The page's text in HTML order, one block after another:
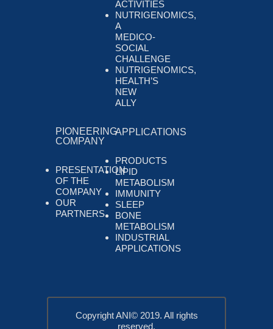
ACTIVITIES
NUTRIGENOMICS,
A
MEDICO-
SOCIAL
CHALLENGE
NUTRIGENOMICS,
HEALTH’S
NEW
ALLY
PIONEERING
COMPANY
PRESENTATION
OF THE
COMPANY
OUR
PARTNERS
APPLICATIONS
PRODUCTS
LIPID
METABOLISM
IMMUNITY
SLEEP
BONE
METABOLISM
INDUSTRIAL
APPLICATIONS
Copyright ANI© 2019. All rights
reserved.